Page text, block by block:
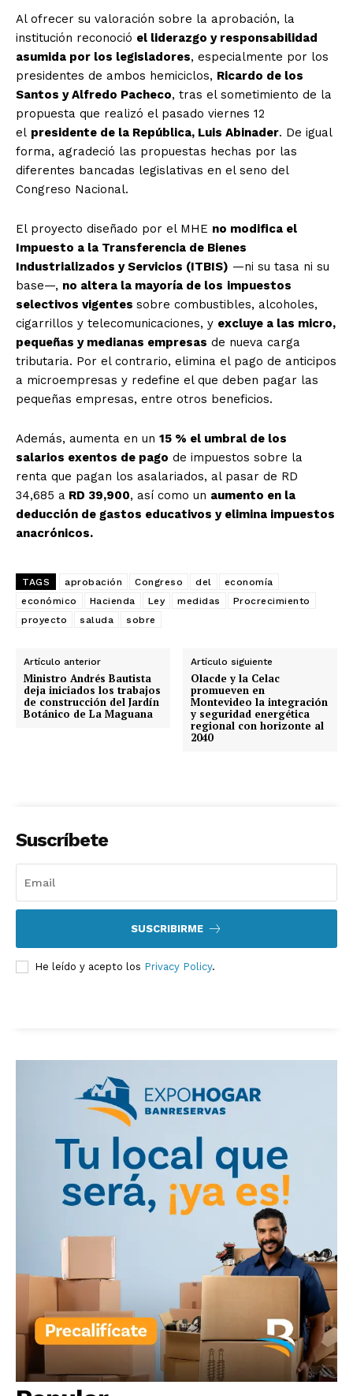
Al ofrecer su valoración sobre la aprobación, la
institución reconoció el liderazgo y responsabilidad
asumida por los legisladores, especialmente por los
presidentes de ambos hemiciclos, Ricardo de los
Santos y Alfredo Pacheco, tras el sometimiento de la
propuesta que realizó el pasado viernes 12
el presidente de la República, Luis Abinader. De igual
forma, agradeció las propuestas hechas por las
diferentes bancadas legislativas en el seno del
Congreso Nacional.
El proyecto diseñado por el MHE no modifica el
Impuesto a la Transferencia de Bienes
Industrializados y Servicios (ITBIS) —ni su tasa ni su
base—, no altera la mayoría de los impuestos
selectivos vigentes sobre combustibles, alcoholes,
cigarrillos y telecomunicaciones, y excluye a las micro,
pequeñas y medianas empresas de nueva carga
tributaria. Por el contrario, elimina el pago de anticipos
a microempresas y redefine el que deben pagar las
pequeñas empresas, entre otros beneficios.
Además, aumenta en un 15 % el umbral de los
salarios exentos de pago de impuestos sobre la
renta que pagan los asalariados, al pasar de RD
34,685 a RD 39,900, así como un aumento en la
deducción de gastos educativos y elimina impuestos
anacrónicos.
TAGS aprobación Congreso del
economía
económico
Hacienda Ley medidas
Procrecimiento
proyecto
saluda sobre
Artículo anterior
Ministro Andrés Bautista
deja iniciados los trabajos
de construcción del Jardín
Botánico de La Maguana
Artículo siguiente
Olacde y la Celac
promueven en
Montevideo la integración
y seguridad energética
regional con horizonte al
2040
Suscríbete
SUSCRIBIRME
He leído y acepto los Privacy Policy.